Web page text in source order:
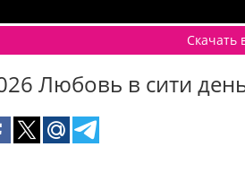
Скачать
Любовь в сити